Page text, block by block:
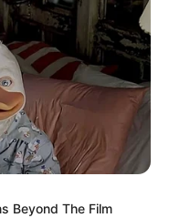
Beyond The Film